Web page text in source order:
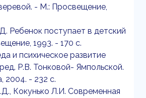
- М.: Просвещение,
Ребенок поступает в детский
1993. - 170 с.
и психическое развитие
Р.В. Тонковой- Ямпольской.
2004. - 232 с.
Кокунько Л.И. Современная